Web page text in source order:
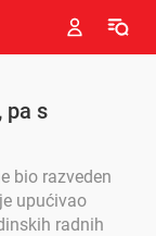
pa s
bio razveden
upućivao
radnih